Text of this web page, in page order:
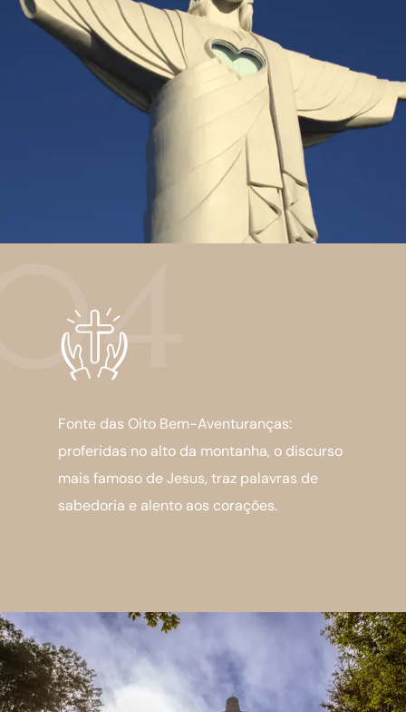
Fonte das Oito Bem-Aventuranças:
proferidas no alto da montanha, o discurso
mais famoso de Jesus, traz palavras de
sabedoria e alento aos corações.